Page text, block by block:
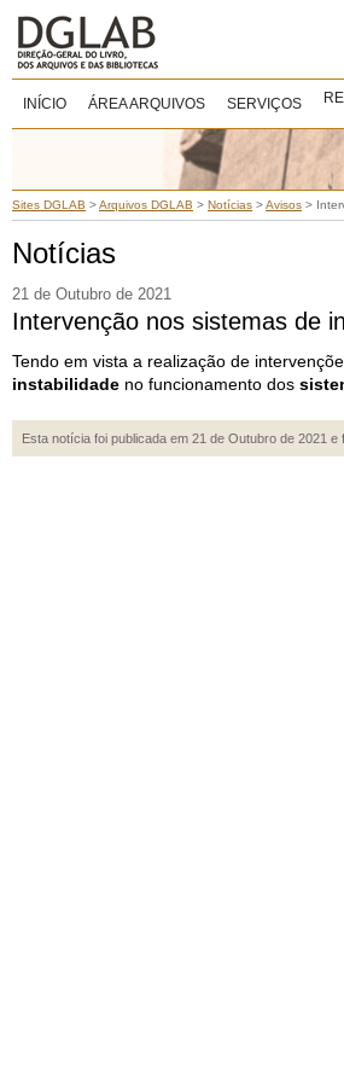
INÍCIO ÁREA ARQUIVOS SERVIÇOS
Sites DGLAB >Arquivos DGLAB > Notícias >Avisos >
Notícias
21 de Outubro de 2021
Intervenção nos sistemas de
Tendo em vista a realização de
instabilidade no funcionamento dos
Esta notícia foi publicada em 21 de Outubro de 2021 e